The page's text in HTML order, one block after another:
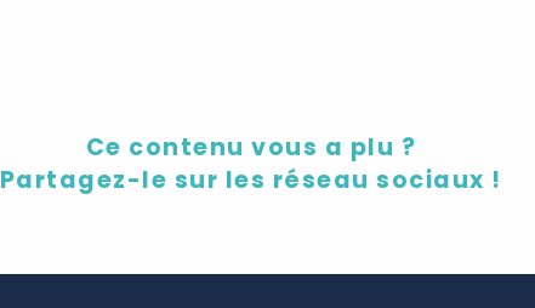
Ce contenu vous a plu ?
Partagez-le sur les réseau sociaux !